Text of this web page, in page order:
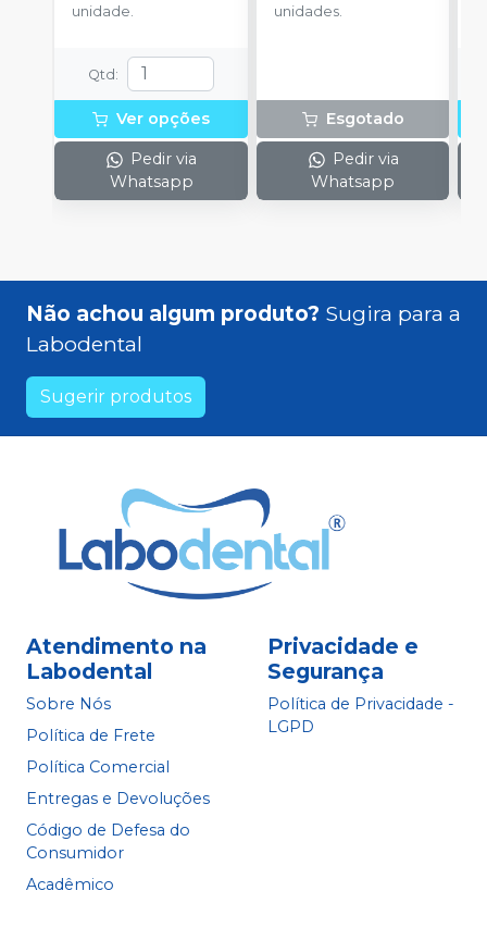
unidade.
Qtd:
Ver opções
Pedir via
Whatsapp
unidades.
Esgotado
Pedir via
Whatsapp
Não achou algum produto? Sugira para a
Labodental
Sugerir produtos
Atendimento na
Labodental
Sobre Nós
Política de Frete
Política Comercial
Entregas e Devoluções
Código de Defesa do
Consumidor
Acadêmico
Privacidade e
Segurança
Política de Privacidade -
LGPD